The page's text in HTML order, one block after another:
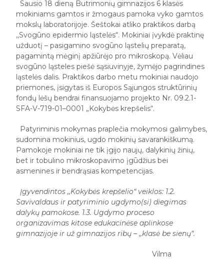
Sausio 18 dieną Butrimonių gimnazijos 6 klasės
mokiniams gamtos ir žmogaus pamoka vyko gamtos
mokslų laboratorijoje. Šeštokai atliko praktikos darbą
,,Svogūno epidermio ląstelės“. Mokiniai įvykdė praktinę
užduotį – pasigamino svogūno ląstelių preparatą,
pagamintą mėginį apžiūrėjo pro mikroskopą. Vėliau
svogūno ląsteles piešė sąsiuvinyje, žymėjo pagrindines
ląstelės dalis. Praktikos darbo metu mokiniai naudojo
priemones, įsigytas iš Europos Sąjungos struktūrinių
fondų lėšų bendrai finansuojamo projekto Nr. 09.2.1-
SFA-V-719-01–0001 „Kokybės krepšelis“.
Patyriminis mokymas praplečia mokymosi galimybes,
sudomina mokinius, ugdo mokinių savarankiškumą.
Pamokoje mokiniai ne tik įgijo naujų, dalykinių žinių,
bet ir tobulino mikroskopavimo įgūdžius bei
asmenines ir bendrąsias kompetencijas.
Įgyvendintos ,,Kokybės krepšelio“ veiklos: 1.2.
Savivaldaus ir patyriminio ugdymo(si) diegimas
dalykų pamokose. 1.3. Ugdymo proceso
organizavimas kitose edukacinėse aplinkose
gimnazijoje ir už gimnazijos ribų – ,,klasė be sienų“.
Vilma